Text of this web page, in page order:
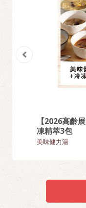
【2026高齡
凍精萃3包
美味健力湯